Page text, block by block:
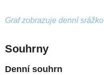
Graf zobrazuje denní
Souhrny
Denní souhrn